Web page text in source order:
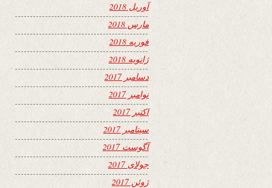
آوریل 2018
مارس 2018
فوریه 2018
ژانویه 2018
دسامبر 2017
نوامبر 2017
اکتبر 2017
سپتامبر 2017
آگوست 2017
جولای 2017
ژوئن 2017